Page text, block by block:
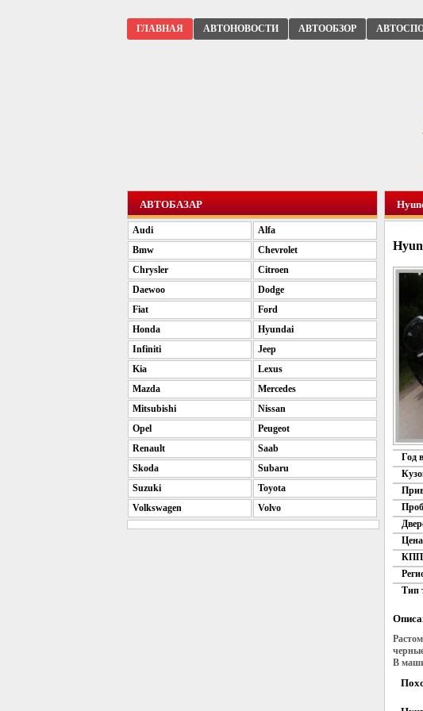
ГЛАВНАЯ АВТОНОВОСТИ АВТООБЗОР
Год
Тип
В
АВТОБАЗАР
Audi
Alfa
Bmw
Chevrolet
Chrysler
Citroen
Daewoo
Dodge
Fiat
Ford
Honda
Hyundai
Infiniti
Jeep
Kia
Lexus
Mazda
Mercedes
Mitsubishi
Nissan
Opel
Peugeot
Renault
Saab
Skoda
Subaru
Suzuki
Toyota
Volkswagen
Volvo